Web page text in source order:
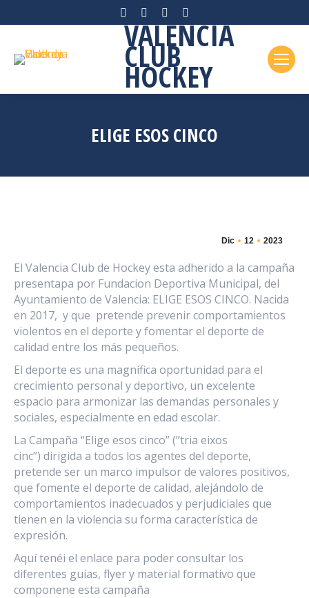
Facebook
page
opens
in
new
Instagram
page
opens
in
new
page
opens
in
new
page
opens
in
new
VALENCIA
CLUB
HOCKEY
ELIGE ESOS CINCO
Dic 12 2023
El Valencia Club de Hockey esta adherido a la campaña
presentapa por Fundacion Deportiva Municipal, del
Ayuntamiento de Valencia: ELIGE ESOS CINCO. Nacida
en 2017, y que pretende prevenir comportamientos
violentos en el deporte y fomentar el deporte de
calidad entre los más pequeños.
El deporte es una magnífica oportunidad para el
crecimiento personal y deportivo, un excelente
espacio para armonizar las demandas personales y
sociales, especialmente en edad escolar.
La Campaña “Elige esos cinco” (”tria eixos
cinc”) dirigida a todos los agentes del deporte,
pretende ser un marco impulsor de valores positivos,
que fomente el deporte de calidad, alejándolo de
comportamientos inadecuados y perjudiciales que
tienen en la violencia su forma característica de
expresión.
Aquí tenéi el enlace para poder consultar los
diferentes guías, flyer y material formativo que
componene esta campaña